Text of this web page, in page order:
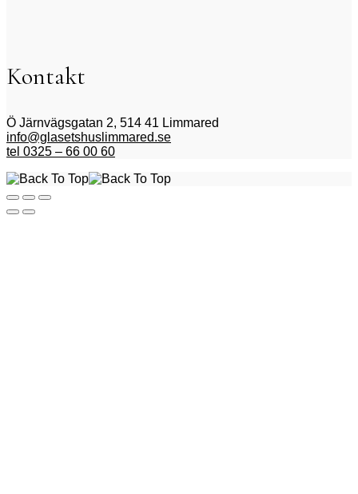
Kontakt
Ö Järnvägsgatan 2, 514 41 Limmared
info@glasetshuslimmared.se
tel 0325 – 66 00 60